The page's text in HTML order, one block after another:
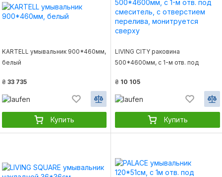
KARTELL умывальник 900*460мм,
белый
₴ 33 735
Купить
LIVING CITY раковина
500*4600мм, с 1-м отв. под
перелива, монитруется сверху
₴ 10 105
Купить